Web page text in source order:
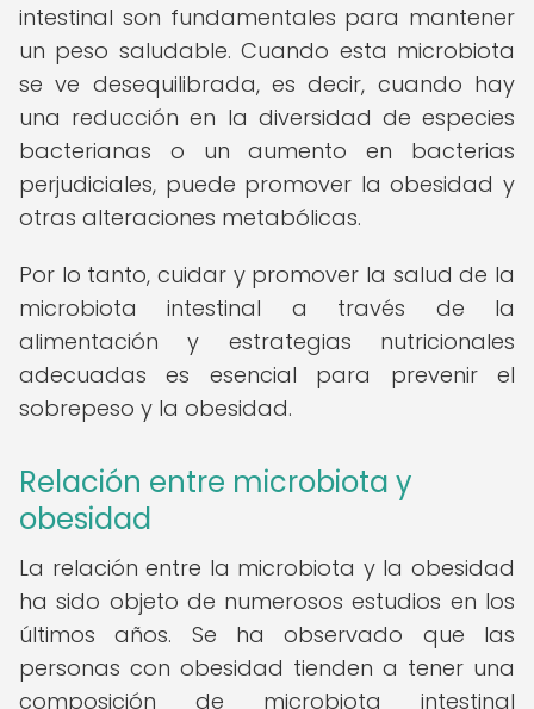
intestinal son fundamentales para mantener
un peso saludable. Cuando esta microbiota
se ve desequilibrada, es decir, cuando hay
una reducción en la diversidad de especies
bacterianas o un aumento en bacterias
perjudiciales, puede promover la obesidad y
otras alteraciones metabólicas.
Por lo tanto, cuidar y promover la salud de la
microbiota intestinal a través de la
alimentación y estrategias nutricionales
adecuadas es esencial para prevenir el
sobrepeso y la obesidad.
Relación entre microbiota y
obesidad
La relación entre la microbiota y la obesidad
ha sido objeto de numerosos estudios en los
últimos años. Se ha observado que las
personas con obesidad tienden a tener una
composición de microbiota intestinal